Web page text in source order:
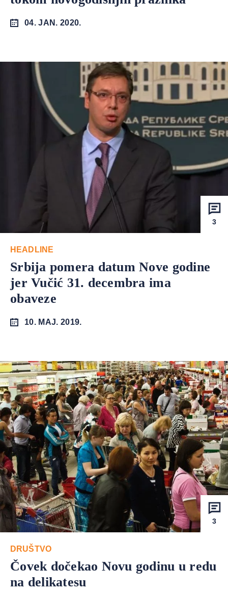
04. JAN. 2020.
3
HEADLINE
Srbija pomera datum Nove godine
jer Vučić 31. decembra ima
obaveze
10. MAJ. 2019.
3
DRUŠTVO
Čovek dočekao Novu godinu u redu
na delikatesu